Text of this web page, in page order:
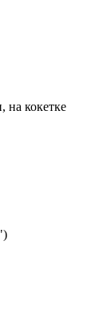
на кокетке